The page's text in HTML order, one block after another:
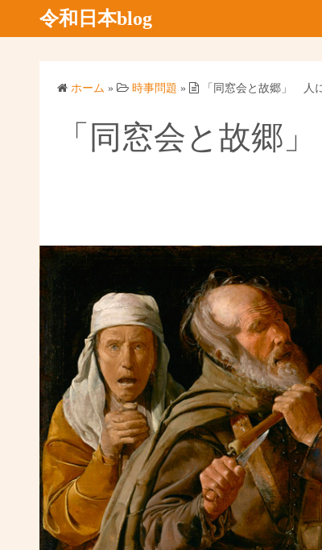
令和日本blog
ホーム » 時事問題 » 「同窓会と故郷」 人
「同窓会と故